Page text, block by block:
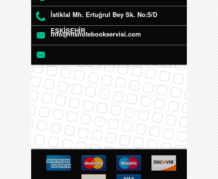
İstiklal Mh. Ertuğrul Bey Sk. No:5/D
ESKİŞEHİR
info@ntsnotebookservisi.com
Eskişehir NTS Notebook Servisi - Notebook
Tamir, Bakım, Onarım, Yedek Parça Servis
Hizmetleri
eskişehir notebook servisi, notebook servisi,
notebook eskişehir,
notebook servis, eskişehir notebook, eskişehir
notebook tamiri